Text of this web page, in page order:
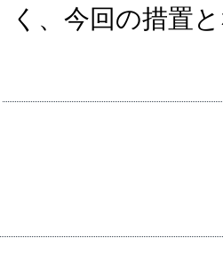
く、今回の措置